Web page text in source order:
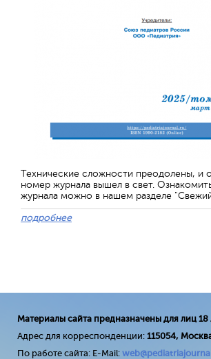
Технические сложности преодолены, и
номер журнала вышел в свет.
журнала можно в нашем разделе
подробнее
Материалы сайта предназначены для лиц 18
Адрес для корреспонденции: 115054,
По работе сайта: E-Mail: